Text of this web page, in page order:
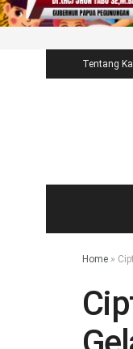
Tentang
Home »